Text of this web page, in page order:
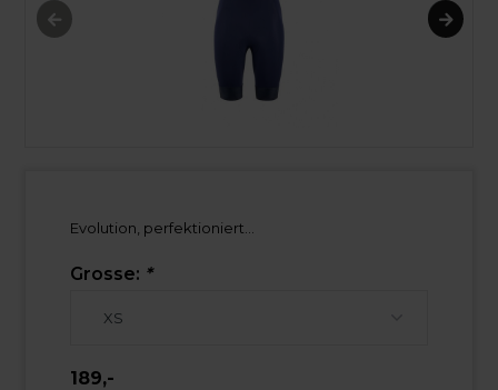
Evolution, perfektioniert...
Grosse: *
189,-